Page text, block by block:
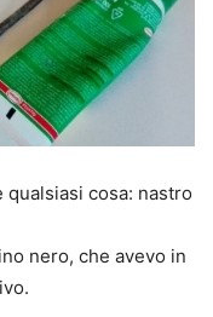
cosa: nastro
nero, che avevo in